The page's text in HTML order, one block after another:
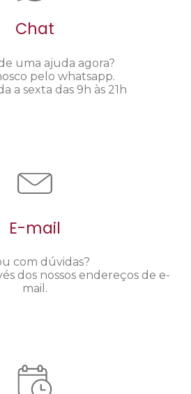
Chat
uma ajuda agora?
pelo whatsapp.
a sexta das 9h às 21h
E-mail
com dúvidas?
dos nossos endereços de e-
mail.